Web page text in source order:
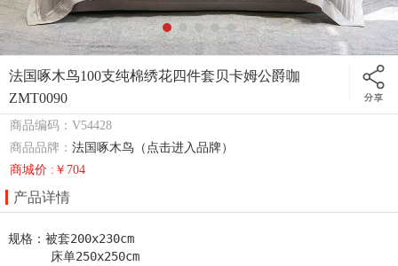
法国啄木鸟100支纯棉绣花四件套贝卡姆公爵咖
ZMT0090
商品编码：V54428
商品品牌：法国啄木鸟（点击进入品牌）
商城价 :￥704
产品详情
规格：被套200x230cm